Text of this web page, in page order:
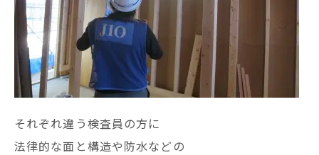
それぞれ違う検査員の方に
法律的な面と構造や防水などの